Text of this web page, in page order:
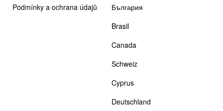
Podmínky a ochrana údajů
България
Brasil
Canada
Schweiz
Cyprus
Deutschland